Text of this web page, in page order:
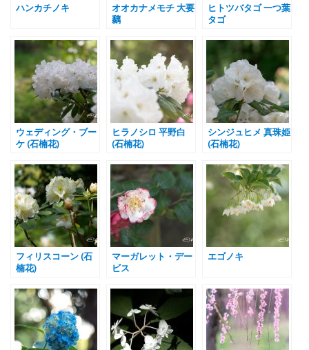
ハンカチノキ
オオカナメモチ 大要
黐
ヒトツバタゴ 一つ葉
タゴ
ウェディング・ブー
ケ (石楠花)
ヒラノシロ 平野白
(石楠花)
シンジュヒメ 真珠姫
(石楠花)
フィリスコーン (石
楠花)
マーガレット・デー
ビス
エゴノキ